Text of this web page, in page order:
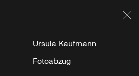
Ursula Kaufmann
Fotoabzug